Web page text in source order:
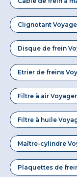
Clignotant
Disque de frein
Etrier de freins
Filtre à air Voyager
Filtre à huile
Maître-cylindre
Plaquettes de